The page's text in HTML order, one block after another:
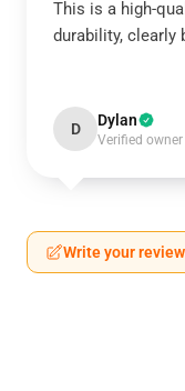
This is a high-
durability, clearly
D Dylan
Verified owner
Write your review